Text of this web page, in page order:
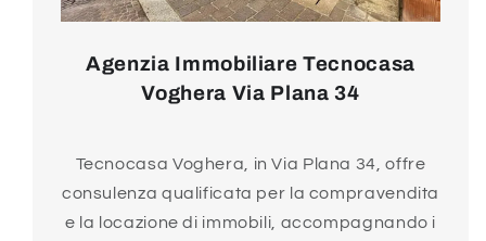
Agenzia Immobiliare Tecnocasa
Voghera Via Plana 34
Tecnocasa Voghera, in Via Plana 34, offre
consulenza qualificata per la compravendita
e la locazione di immobili, accompagnando i